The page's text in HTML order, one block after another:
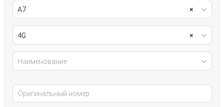
×
A7
×
4G
Наименование